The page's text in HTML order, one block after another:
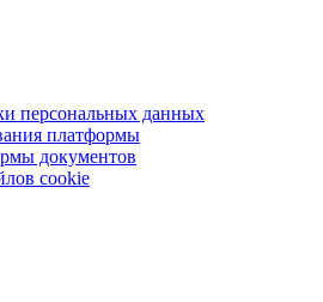
персональных данных
платформы
документов
cookie